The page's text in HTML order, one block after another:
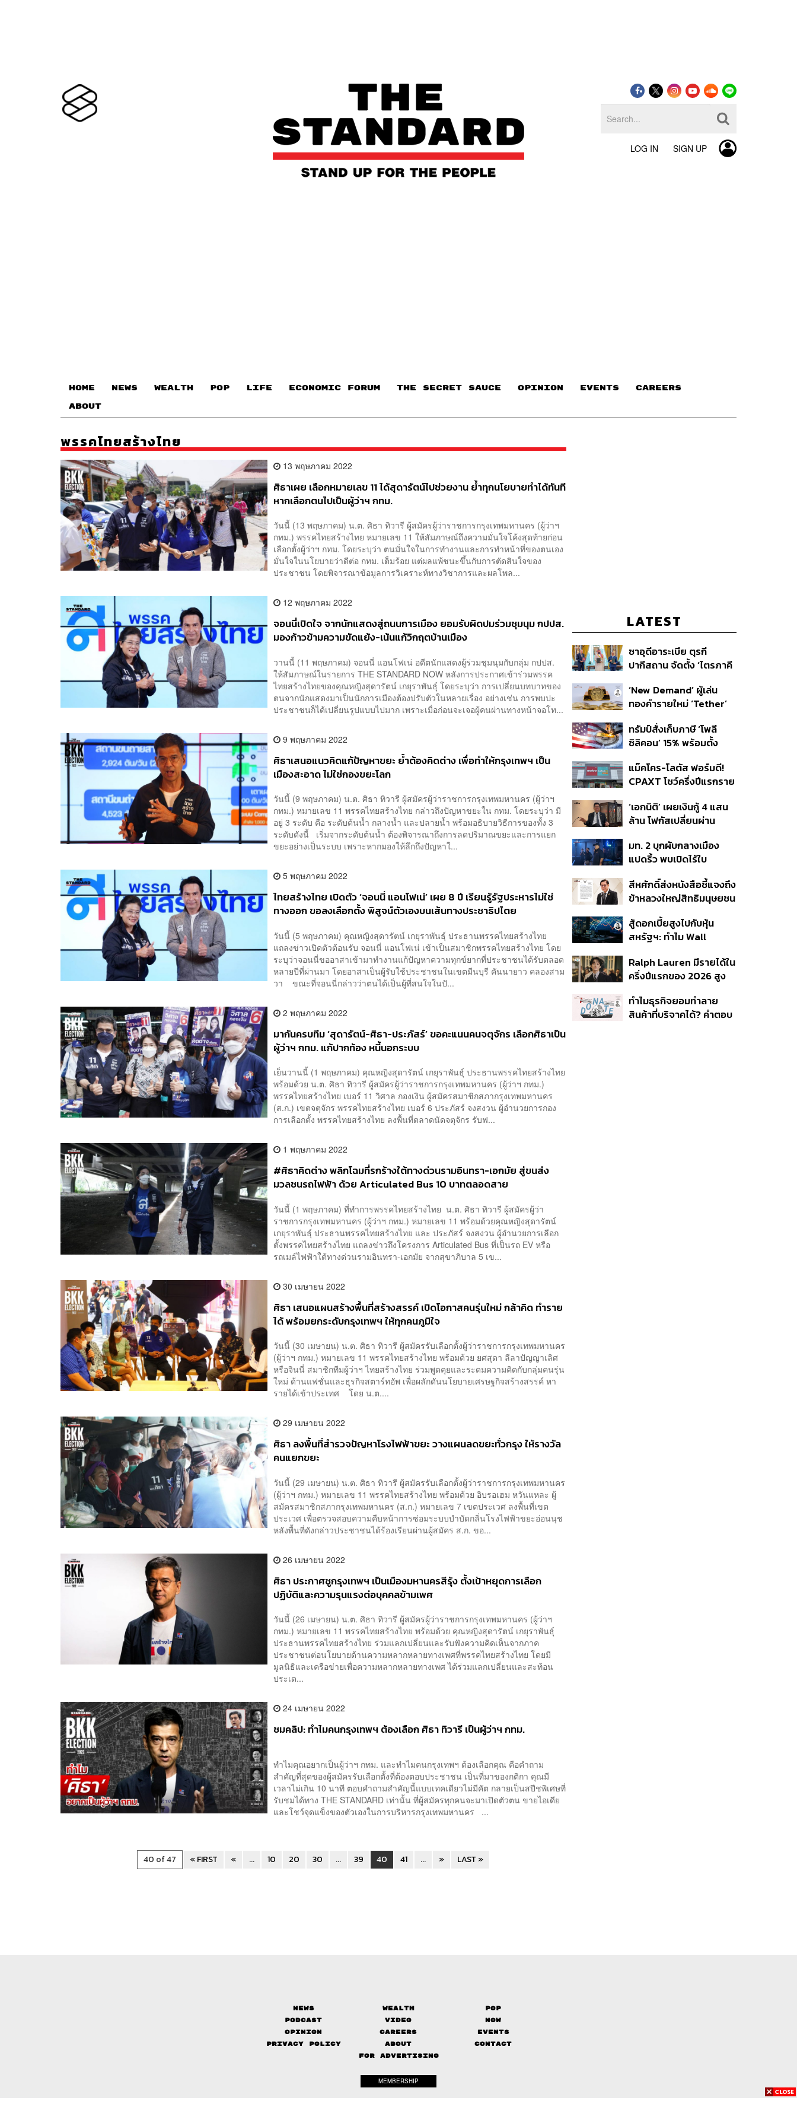
LOG IN SIGN UP
HOME NEWS WEALTH POP LIFE ECONOMIC FORUM THE SECRET SAUCE​ OPINION EVENTS CAREERS
ABOUT
พรรคไทยสร้างไทย
13 พฤษภาคม 2022
ศิธาเผย เลือกหมายเลข 11 ได้สุดารัตน์ไปช่วยงาน ย้ำทุกนโยบายทำได้ทันที
หากเลือกตนไปเป็นผู้ว่าฯ กทม.
วันนี้ (13 พฤษภาคม) น.ต. ศิธา ทิวารี ผู้สมัครผู้ว่าราชการกรุงเทพมหานคร (ผู้ว่าฯ
กทม.) พรรคไทยสร้างไทย หมายเลข 11 ให้สัมภาษณ์ถึงความมั่นใจโค้งสุดท้ายก่อน
เลือกตั้งผู้ว่าฯ กทม. โดยระบุว่า ตนมั่นใจในการทำงานและการทำหน้าที่ของตนเอง
มั่นใจในนโยบายว่าดีต่อ กทม. เต็มร้อย แต่ผลแพ้ชนะขึ้นกับการตัดสินใจของ
ประชาชน โดยพิจารณาข้อมูลการวิเคราะห์ทางวิชาการและผลโพล...
12 พฤษภาคม 2022
จอนนี่เปิดใจ จากนักแสดงสู่ถนนการเมือง ยอมรับผิดปมร่วมชุมนุม กปปส.
มองก้าวข้ามความขัดแย้ง-เน้นแก้วิกฤตบ้านเมือง
วานนี้ (11 พฤษภาคม) จอนนี่ แอนโฟเน่ อดีตนักแสดงผู้ร่วมชุมนุมกับกลุ่ม กปปส.
ให้สัมภาษณ์ในรายการ THE STANDARD NOW หลังการประกาศเข้าร่วมพรรค
ไทยสร้างไทยของคุณหญิงสุดารัตน์ เกยุราพันธุ์ โดยระบุว่า การเปลี่ยนบทบาทของ
ตนจากนักแสดงมาเป็นนักการเมืองต้องปรับตัวในหลายเรื่อง อย่างเช่น การพบปะ
ประชาชนก็ได้เปลี่ยนรูปแบบไปมาก เพราะเมื่อก่อนจะเจอผู้คนผ่านทางหน้าจอโท...
9 พฤษภาคม 2022
ศิธาเสนอแนวคิดแก้ปัญหาขยะ ย้ำต้องคิดต่าง เพื่อทำให้กรุงเทพฯ เป็น
เมืองสะอาด ไม่ใช่กองขยะโลก
วันนี้ (9 พฤษภาคม) น.ต. ศิธา ทิวารี ผู้สมัครผู้ว่าราชการกรุงเทพมหานคร (ผู้ว่าฯ
กทม.) หมายเลข 11 พรรคไทยสร้างไทย กล่าวถึงปัญหาขยะใน กทม. โดยระบุว่า มี
อยู่ 3 ระดับ คือ ระดับต้นน้ำ กลางน้ำ และปลายน้ำ พร้อมอธิบายวิธีการของทั้ง 3
ระดับดังนี้ เริ่มจากระดับต้นน้ำ ต้องพิจารณาถึงการลดปริมาณขยะและการแยก
ขยะอย่างเป็นระบบ เพราะหากมองให้ลึกถึงปัญหาใ...
5 พฤษภาคม 2022
ไทยสร้างไทย เปิดตัว ‘จอนนี่ แอนโฟเน่’ เผย 8 ปี เรียนรู้รัฐประหารไม่ใช่
ทางออก ขอลงเลือกตั้ง พิสูจน์ตัวเองบนเส้นทางประชาธิปไตย
วันนี้ (5 พฤษภาคม) คุณหญิงสุดารัตน์ เกยุราพันธุ์ ประธานพรรคไทยสร้างไทย
แถลงข่าวเปิดตัวต้อนรับ จอนนี่ แอนโฟเน่ เข้าเป็นสมาชิกพรรคไทยสร้างไทย โดย
ระบุว่าจอนนี่ขออาสาเข้ามาทำงานแก้ปัญหาความทุกข์ยากที่ประชาชนได้รับตลอด
หลายปีที่ผ่านมา โดยอาสาเป็นผู้รับใช้ประชาชนในเขตมีนบุรี คันนายาว คลองสาม
วา ขณะที่จอนนี่กล่าวว่าตนได้เป็นผู้ที่สนใจในปั...
2 พฤษภาคม 2022
มากันครบทีม ‘สุดารัตน์-ศิธา-ประภัสร์’ ขอคะแนนคนจตุจักร เลือกศิธาเป็น
ผู้ว่าฯ กทม. แก้ปากท้อง หนี้นอกระบบ
เย็นวานนี้ (1 พฤษภาคม) คุณหญิงสุดารัตน์ เกยุราพันธุ์ ประธานพรรคไทยสร้างไทย
พร้อมด้วย น.ต. ศิธา ทิวารี ผู้สมัครผู้ว่าราชการกรุงเทพมหานคร (ผู้ว่าฯ กทม.)
พรรคไทยสร้างไทย เบอร์ 11 วิศาล กองเงิน ผู้สมัครสมาชิกสภากรุงเทพมหานคร
(ส.ก.) เขตจตุจักร พรรคไทยสร้างไทย เบอร์ 6 ประภัสร์ จงสงวน ผู้อำนวยการกอง
การเลือกตั้ง พรรคไทยสร้างไทย ลงพื้นที่ตลาดนัดจตุจักร รับฟ...
1 พฤษภาคม 2022
#ศิธาคิดต่าง พลิกโฉมที่รกร้างใต้ทางด่วนรามอินทรา-เอกมัย สู่ขนส่ง
มวลชนรถไฟฟ้า ด้วย Articulated Bus 10 บาทตลอดสาย
วันนี้ (1 พฤษภาคม) ที่ทำการพรรคไทยสร้างไทย น.ต. ศิธา ทิวารี ผู้สมัครผู้ว่า
ราชการกรุงเทพมหานคร (ผู้ว่าฯ กทม.) หมายเลข 11 พร้อมด้วยคุณหญิงสุดารัตน์
เกยุราพันธุ์ ประธานพรรคไทยสร้างไทย และ ประภัสร์ จงสงวน ผู้อำนวยการเลือก
ตั้งพรรคไทยสร้างไทย แถลงข่าวถึงโครงการ Articulated Bus ที่เป็นรถ EV หรือ
รถเมล์ไฟฟ้าใต้ทางด่วนรามอินทรา-เอกมัย จากสุขาภิบาล 5 เข...
30 เมษายน 2022
ศิธา เสนอแผนสร้างพื้นที่สร้างสรรค์ เปิดโอกาสคนรุ่นใหม่ กล้าคิด ทำราย
ได้ พร้อมยกระดับกรุงเทพฯ ให้ทุกคนภูมิใจ
วันนี้ (30 เมษายน) น.ต. ศิธา ทิวารี ผู้สมัครรับเลือกตั้งผู้ว่าราชการกรุงเทพมหานคร
(ผู้ว่าฯ กทม.) หมายเลข 11 พรรคไทยสร้างไทย พร้อมด้วย ยศสุดา ลีลาปัญญาเลิศ
หรือจินนี่ สมาชิกทีมผู้ว่าฯ ไทยสร้างไทย ร่วมพูดคุยและระดมความคิดกับกลุ่มคนรุ่น
ใหม่ ด้านแฟชั่นและธุรกิจสตาร์ทอัพ เพื่อผลักดันนโยบายเศรษฐกิจสร้างสรรค์ หา
รายได้เข้าประเทศ โดย น.ต....
29 เมษายน 2022
ศิธา ลงพื้นที่สำรวจปัญหาโรงไฟฟ้าขยะ วางแผนลดขยะทั่วกรุง ให้รางวัล
คนแยกขยะ
วันนี้ (29 เมษายน) น.ต. ศิธา ทิวารี ผู้สมัครรับเลือกตั้งผู้ว่าราชการกรุงเทพมหานคร
(ผู้ว่าฯ กทม.) หมายเลข 11 พรรคไทยสร้างไทย พร้อมด้วย อิบรอเฮม หวันแหละ ผู้
สมัครสมาชิกสภากรุงเทพมหานคร (ส.ก.) หมายเลข 7 เขตประเวศ ลงพื้นที่เขต
ประเวศ เพื่อตรวจสอบความคืบหน้าการซ่อมระบบบำบัดกลิ่นโรงไฟฟ้าขยะอ่อนนุช
หลังพื้นที่ดังกล่าวประชาชนได้ร้องเรียนผ่านผู้สมัคร ส.ก. ขอ...
26 เมษายน 2022
ศิธา ประกาศชูกรุงเทพฯ เป็นเมืองมหานครสีรุ้ง ตั้งเป้าหยุดการเลือก
ปฏิบัติและความรุนแรงต่อบุคคลข้ามเพศ
วันนี้ (26 เมษายน) น.ต. ศิธา ทิวารี ผู้สมัครผู้ว่าราชการกรุงเทพมหานคร (ผู้ว่าฯ
กทม.) หมายเลข 11 พรรคไทยสร้างไทย พร้อมด้วย คุณหญิงสุดารัตน์ เกยุราพันธุ์
ประธานพรรคไทยสร้างไทย ร่วมแลกเปลี่ยนและรับฟังความคิดเห็นจากภาค
ประชาชนต่อนโยบายด้านความหลากหลายทางเพศที่พรรคไทยสร้างไทย โดยมี
มูลนิธิและเครือข่ายเพื่อความหลากหลายทางเพศ ได้ร่วมแลกเปลี่ยนและสะท้อน
ประเด...
24 เมษายน 2022
ชมคลิป: ทำไมคนกรุงเทพฯ ต้องเลือก ศิธา ทิวารี เป็นผู้ว่าฯ กทม.
ทำไมคุณอยากเป็นผู้ว่าฯ กทม. และทำไมคนกรุงเทพฯ ต้องเลือกคุณ คือคำถาม
สำคัญที่สุดของผู้สมัครรับเลือกตั้งที่ต้องตอบประชาชน เป็นที่มาของกติกา คุณมี
เวลาไม่เกิน 10 นาที ตอบคำถามสำคัญนี้แบบเทคเดียวไม่มีคัต กลายเป็นสปีชพิเศษที่
รับชมได้ทาง THE STANDARD เท่านั้น ที่ผู้สมัครทุกคนจะมาเปิดตัวตน ขายไอเดีย
และโชว์จุดแข็งของตัวเองในการบริหารกรุงเทพมหานคร ...
40 of 47 « FIRST « ... 10 20 30 ... 39 40 41 ... » LAST »
LATEST
ซาอุดีอาระเบีย ตุรกี
ปากีสถาน จัดตั้ง ‘ไตรภาคี
สำคัญอย่างไร
‘New Demand’ ผู้เล่น
ทองคำรายใหม่ ‘Tether’
ทรัมป์สั่งเก็บภาษี ‘โพลี
ซิลิคอน’ 15% พร้อมตั้ง
แม็คโคร-โลตัส ฟอร์มดี!
CPAXT โชว์ครึ่งปีแรกราย
ปรับโฉมสาขาใหม่ดันพื้นที่
เช่าโต
‘เอกนิติ’ เผยเงินกู้ 4 แสน
ล้าน โฟกัสเปลี่ยนผ่าน
พลัส’ เฟส 2 รอประเมิน
ความเหมาะสม
มท. 2 บุกผับกลางเมือง
แปดริ้ว พบเปิดไร้ใบ
ใช้บริการ ฉี่ม่วง 32 ราย
จ่อปิด 5 ปี
สีหศักดิ์ส่งหนังสือชี้แจงถึง
ข้าหลวงใหญ่สิทธิมนุษยชน
เคลื่อน-ไม่เป็นธรรม’
สู้ดอกเบี้ยสูงไปกับหุ้น
สหรัฐฯ: ทำไม Wall
คิด?
Ralph Lauren มีรายได้ใน
ครึ่งปีแรกของ 2026 สูง
ทำไมธุรกิจยอมทำลาย
สินค้าที่บริจาคได้? คำตอบ
News Wealth
Pop
Podcast
Video
Now
Opinion
Careers
Events
Privacy Policy
About
Contact
FOR ADVERTISING
MEMBERSHIP